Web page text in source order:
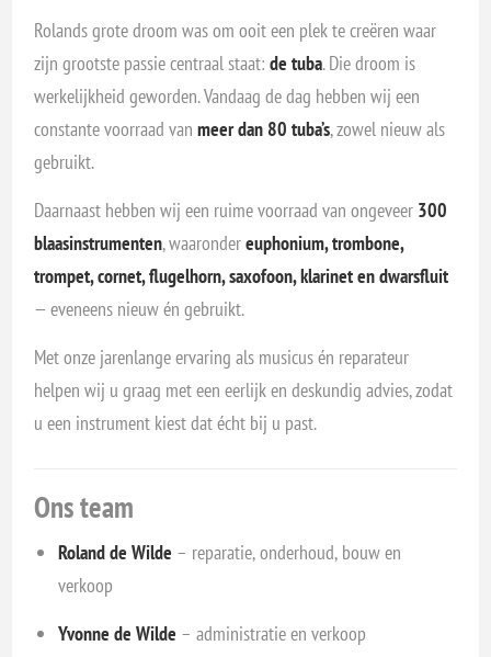
Rolands grote droom was om ooit een plek te creëren waar
zijn grootste passie centraal staat:de tuba. Die droom is
werkelijkheid geworden. Vandaag de dag hebben wij een
constante voorraad vanmeer dan 80 tuba’s, zowel nieuw als
gebruikt.
Daarnaast hebben wij een ruime voorraad van ongeveer 300
blaasinstrumenten, waarondereuphonium, trombone,
trompet, cornet, flugelhorn, saxofoon, klarinet en dwarsfluit
— eveneens nieuw én gebruikt.
Met onze jarenlange ervaring als musicus én reparateur
helpen wij u graag met een eerlijk en deskundig advies, zodat
u een instrument kiest dat écht bij u past.
Ons team
Roland de Wilde – reparatie, onderhoud, bouw en
verkoop
Yvonne de Wilde – administratie en verkoop